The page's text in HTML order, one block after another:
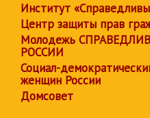
Институт
Центр защиты прав
Молодежь
РОССИИ
Социал-
женщин России
Домсовет